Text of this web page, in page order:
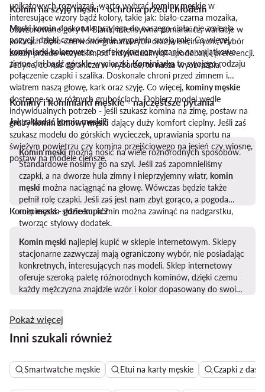
unikatowych rozwiązań, warto wybraćkominy męskie w
interesujące wzory bądź kolory, takie jak: biało-czarna mozaika,
odwzorowane góry M-Blank, intensywna pomarańcz, wariacje w
kolorach biało-czerwono-granatowych oraz wiele innych. Wybór
zależy przede wszystkim od indywidualnych upodobań i preferencji.
Jedyne, co nas ogranicza w wyborze, to nasza wyobraźnia.
Komin na szyję męski - ochrona przed chłodem
Męski komindoskonale przylega do naszego ciała, nie zmienia
pozycji, dzięki czemu świetnie wypełnia swoją rolę. Co więcej,
kominiarki koloroweto perfekcyjne rozwiązanie na wyjątkowo
zimne dni bądź górskie wycieczki.Kominiarkato swojego rodzaju
połączenie czapki i szalika. Doskonale chroni przed zimnem i
wiatrem naszą głowę, kark oraz szyję. Co więcej, kominy męskie
dostępne są w różnych grubościach. Dobierz model wedle
indywidualnych potrzeb - jeśli szukasz komina na zimę, postaw na
grubykomin zimowy męski dający duży komfort cieplny. Jeśli zaś
szukasz modelu do górskich wycieczek, uprawiania sportu na
świeżym powietrzu czy komina przejściowego na jesień czy wiosnę,
postaw na modele cieńsze.
Kominy i kominiarki męskie - najczęstsze pytania
Jak zakładać komin męski?
Komin męskimożna nosić na wiele różnorodnych sposobów.
Standardowe nosimy go na szyi. Jeśli zaś zapomnieliśmy
czapki, a na dworze hula zimny i nieprzyjemny wiatr, komin
męski można naciągnąć na głowę. Wówczas będzie także
pełnił rolę czapki. Jeśli zaś jest nam zbyt gorąco, a pogoda
rozpieszcza słońcem, komin można zawinąć na nadgarstku,
tworząc stylowy dodatek.
Komin męski - gdzie kupić?
Komin męski najlepiej kupić w sklepie internetowym. Sklepy
stacjonarne zazwyczaj mają ograniczony wybór, nie posiadając
konkretnych, interesujących nas modeli. Sklep internetowy
oferuje szeroką paletę różnorodnych kominów, dzięki czemu
każdy mężczyzna znajdzie wzór i kolor dopasowany do swoich
Pokaż więcej
Inni szukali również
Smartwatche męskie Etui na karty męskie Czapki z